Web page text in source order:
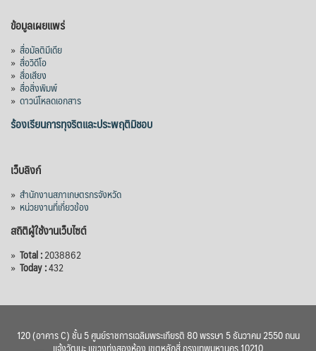
ข้อมูลเผยแพร่
» สื่อมัลติมีเดีย
» สื่อวิดีโอ
» สื่อเสียง
» สื่อสิ่งพิมพ์
» ดาวน์โหลดเอกสาร
ร้องเรียนการทุจริตและประพฤติมิชอบ
เว็บลิงก์
» สำนักงานสภาเกษตรกรจังหวัด
» หน่วยงานที่เกี่ยวข้อง
สถิติผู้ใช้งานเว็บไซต์
» Total :2038862
» Today :432
120 (อาคาร C) ชั้น 5 ศูนย์ราชการเฉลิมพระเกียรติ 80 พรรษา 5 ธันวาคม 2550 ถนน
แจ้งวัฒนะ แขวงทุ่งสองห้อง เขตหลักสี่ กรุงเทพมหานคร 10210